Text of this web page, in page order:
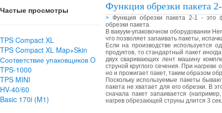
Частые просмотры
TPS Compact XL
TPS Compact XL Map+Skin
Соответствие упаковщиков O
TPS-1000
TPS MINI
HV-40/60
Basic 170i (M1)
Функция обрезки пакета
> Функция обрезки пакета 2-1 - это
обрезки пакета.
В вакуум-упаковочном оборудовании
что позволяет запаивать пакеты,
Если на производстве используется
продуктов, то стандартный пакет
двух сваривающих лент машину
струной круглого сечения. При нагреве
но и прожигает пакет, таким образом
Поскольку используемые пакеты
пакета не хватает для его обрезки. В
сначала пакет запаивается
нагрев обрезающей струны длится 3